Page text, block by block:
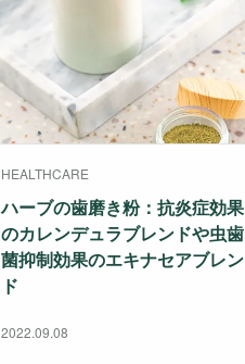
HEALTHCARE
ハーブの歯磨き粉：抗炎症効果
のカレンデュラブレンドや虫歯
菌抑制効果のエキナセアブレン
ド
2022.09.08